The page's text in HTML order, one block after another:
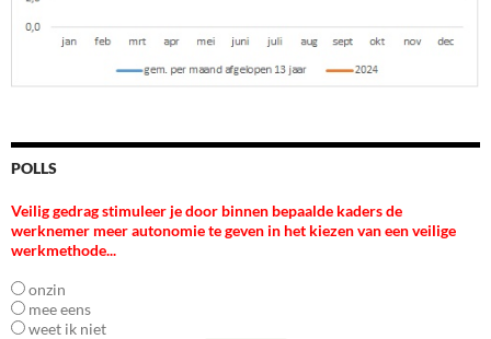
POLLS
Veilig gedrag stimuleer je door binnen bepaalde kaders de
werknemer meer autonomie te geven in het kiezen van een veilige
werkmethode...
onzin
mee eens
weet ik niet